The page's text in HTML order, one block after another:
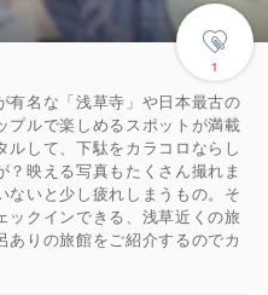
1
有名な「浅草寺」や日本最古の
プルで楽しめるスポットが満載
ルして、下駄をカラコロならし
？映える写真もたくさん撮れま
いと少し疲れしまうもの。そ
ックインできる、浅草近くの旅
ありの旅館をご紹介するのでカ